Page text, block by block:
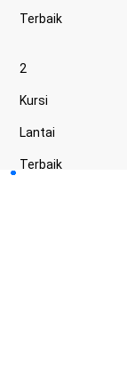
Terbaik
2
Kursi
Lantai
Terbaik